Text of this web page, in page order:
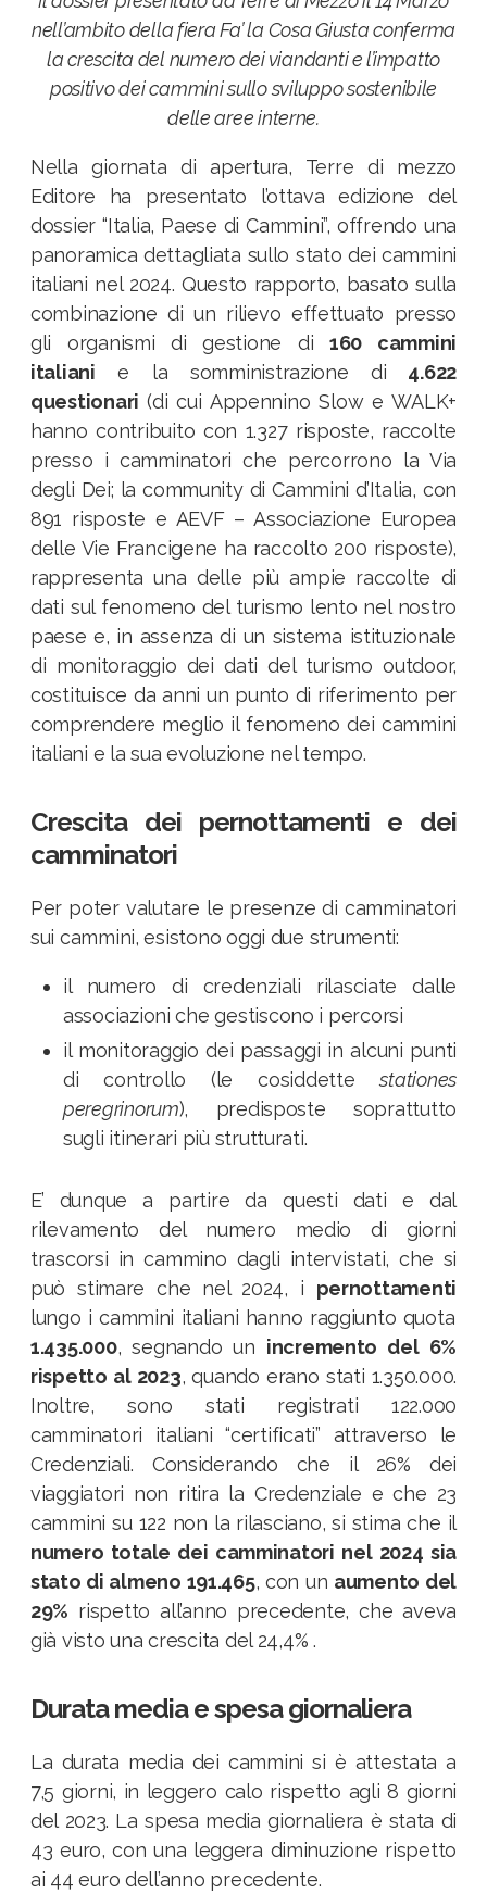
nell’ambito della fiera Fa’ la Cosa Giusta conferma
la crescita del numero dei viandanti e l’impatto
positivo dei cammini sullo sviluppo sostenibile
delle aree interne.
Nella giornata di apertura, Terre di mezzo
Editore ha presentato l’ottava edizione del
dossier “Italia, Paese di Cammini”, offrendo una
panoramica dettagliata sullo stato dei cammini
italiani nel 2024. Questo rapporto, basato sulla
combinazione di un rilievo effettuato presso
gli organismi di gestione di160 cammini
italiani e la somministrazione di 4.622
questionari(di cui Appennino Slow e WALK+
hanno contribuito con 1.327 risposte, raccolte
presso i camminatori che percorrono la Via
degli Dei; la community di Cammini d’Italia, con
891 risposte e AEVF – Associazione Europea
delle Vie Francigene ha raccolto 200 risposte),
rappresenta una delle più ampie raccolte di
dati sul fenomeno del turismo lento nel nostro
paese e, in assenza di un sistema istituzionale
di monitoraggio dei dati del turismo outdoor,
costituisce da anni un punto di riferimento per
comprendere meglio il fenomeno dei cammini
italiani e la sua evoluzione nel tempo.
Crescita dei pernottamenti e dei
camminatori
Per poter valutare le presenze di camminatori
sui cammini, esistono oggi due strumenti:
il numero di credenziali rilasciate dalle
associazioni che gestiscono i percorsi
il monitoraggio dei passaggi in alcuni punti
di controllo (le cosiddettestationes
peregrinorum), predisposte soprattutto
sugli itinerari più strutturati.
E’ dunque a partire da questi dati e dal
rilevamento del numero medio di giorni
trascorsi in cammino dagli intervistati, che si
può stimare che nel 2024, i pernottamenti
lungo i cammini italiani hanno raggiunto quota
1.435.000, segnando un incremento del 6%
rispetto al 2023, quando erano stati 1.350.000.
Inoltre, sono stati registrati 122.000
camminatori italiani “certificati” attraverso le
Credenziali. Considerando che il 26% dei
viaggiatori non ritira la Credenziale e che 23
cammini su 122 non la rilasciano, si stima che il
numero totale dei camminatori nel 2024 sia
stato di almeno 191.465, con un aumento del
29% rispetto all’anno precedente, che aveva
già visto una crescita del 24,4% .​
Durata media e spesa giornaliera
La durata media dei cammini si è attestata a
7,5 giorni, in leggero calo rispetto agli 8 giorni
del 2023. La spesa media giornaliera è stata di
43 euro, con una leggera diminuzione rispetto
ai 44 euro dell’anno precedente.​